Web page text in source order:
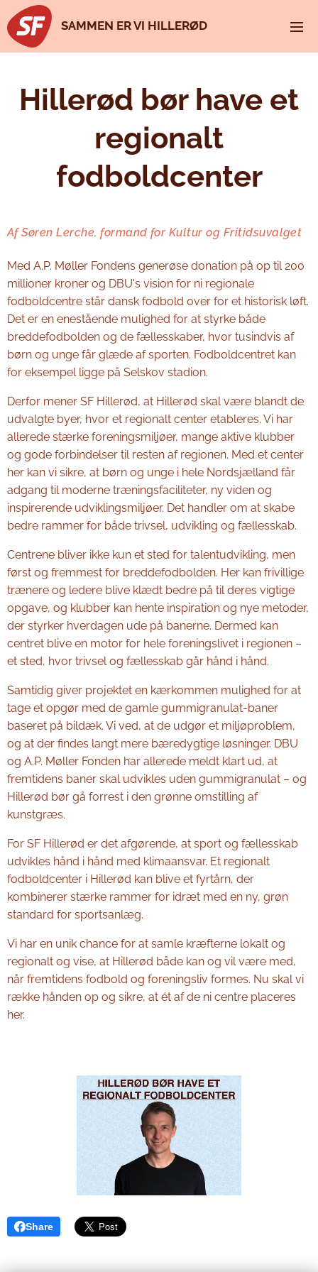
SAMMEN ER VI HILLERØD
Hillerød bør have et
regionalt
fodboldcenter
Af Søren Lerche, formand for Kultur og Fritidsuvalget
Med A.P. Møller Fondens generøse donation på op til 200
millioner kroner og DBU's vision for ni regionale
fodboldcentre står dansk fodbold over for et historisk løft.
Det er en enestående mulighed for at styrke både
breddefodbolden og de fællesskaber, hvor tusindvis af
børn og unge får glæde af sporten. Fodboldcentret kan
for eksempel ligge på Selskov stadion.
Derfor mener SF Hillerød, at Hillerød skal være blandt de
udvalgte byer, hvor et regionalt center etableres. Vi har
allerede stærke foreningsmiljøer, mange aktive klubber
og gode forbindelser til resten af regionen. Med et center
her kan vi sikre, at børn og unge i hele Nordsjælland får
adgang til moderne træningsfaciliteter, ny viden og
inspirerende udviklingsmiljøer. Det handler om at skabe
bedre rammer for både trivsel, udvikling og fællesskab.
Centrene bliver ikke kun et sted for talentudvikling, men
først og fremmest for breddefodbolden. Her kan frivillige
trænere og ledere blive klædt bedre på til deres vigtige
opgave, og klubber kan hente inspiration og nye metoder,
der styrker hverdagen ude på banerne. Dermed kan
centret blive en motor for hele foreningslivet i regionen –
et sted, hvor trivsel og fællesskab går hånd i hånd.
Samtidig giver projektet en kærkommen mulighed for at
tage et opgør med de gamle gummigranulat-baner
baseret på bildæk. Vi ved, at de udgør et miljøproblem,
og at der findes langt mere bæredygtige løsninger. DBU
og A.P. Møller Fonden har allerede meldt klart ud, at
fremtidens baner skal udvikles uden gummigranulat – og
Hillerød bør gå forrest i den grønne omstilling af
kunstgræs.
For SF Hillerød er det afgørende, at sport og fællesskab
udvikles hånd i hånd med klimaansvar. Et regionalt
fodboldcenter i Hillerød kan blive et fyrtårn, der
kombinerer stærke rammer for idræt med en ny, grøn
standard for sportsanlæg.
Vi har en unik chance for at samle kræfterne lokalt og
regionalt og vise, at Hillerød både kan og vil være med,
når fremtidens fodbold og foreningsliv formes. Nu skal vi
række hånden op og sikre, at ét af de ni centre placeres
her.
Share